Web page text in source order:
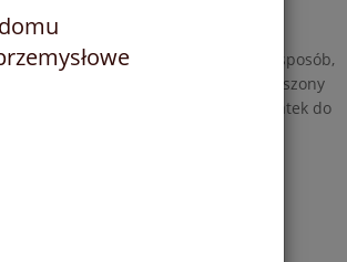
na Facebooku
ananasa, suszone w naturalny sposób,
Doskonała, pożywna przekąska. Suszony
sprawdza się również jako dodatek do
sosów bakaliowych itp.